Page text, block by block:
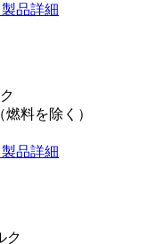
製品詳細
料を除く）
製品詳細
ク